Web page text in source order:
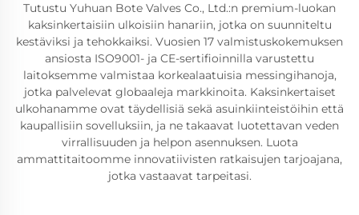
Tutustu Yuhuan Bote Valves Co., Ltd.:n premium-luokan
kaksinkertaisiin ulkoisiin hanariin, jotka on suunniteltu
kestäviksi ja tehokkaiksi. Vuosien 17 valmistuskokemuksen
ansiosta ISO9001- ja CE-sertifioinnilla varustettu
laitoksemme valmistaa korkealaatuisia messingihanoja,
jotka palvelevat globaaleja markkinoita. Kaksinkertaiset
ulkohanamme ovat täydellisiä sekä asuinkiinteistöihin että
kaupallisiin sovelluksiin, ja ne takaavat luotettavan veden
virrallisuuden ja helpon asennuksen. Luota
ammattitaitoomme innovatiivisten ratkaisujen tarjoajana,
jotka vastaavat tarpeitasi.